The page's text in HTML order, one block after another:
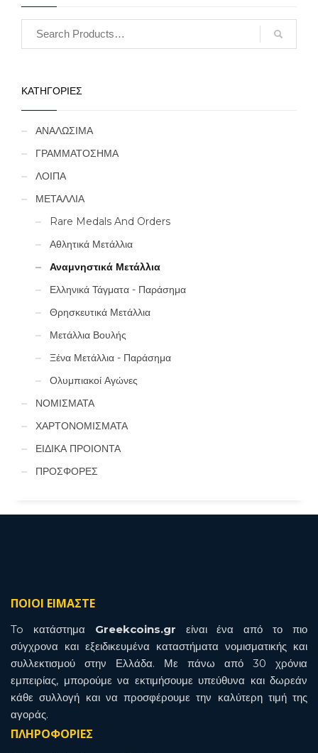
ΚΑΤΗΓΟΡΙΕΣ
ΑΝΑΛΩΣΙΜΑ
ΓΡΑΜΜΑΤΟΣΗΜΑ
ΛΟΙΠΑ
ΜΕΤΑΛΛΙΑ
Rare Medals And Orders
Αθλητικά Μετάλλια
Αναμνηστικά Μετάλλια
Ελληνικά Τάγματα - Παράσημα
Θρησκευτικά Μετάλλια
Μετάλλια Βουλής
Ξένα Μετάλλια - Παράσημα
Ολυμπιακοί Αγώνες
ΝΟΜΙΣΜΑΤΑ
ΧΑΡΤΟΝΟΜΙΣΜΑΤΑ
ΕΙΔΙΚΑ ΠΡΟΙΟΝΤΑ
ΠΡΟΣΦΟΡΕΣ
ΠΟΙΟΙ ΕΙΜΑΣΤΕ
To κατάστημα Greekcoins.gr είναι ένα από το πιο
σύγχρονα και εξειδικευμένα καταστήματα νομισματικής και
συλλεκτισμού στην Ελλάδα. Με πάνω από 30 χρόνια
εμπειρίας, μπορούμε να εκτιμήσουμε υπεύθυνα και δωρεάν
κάθε συλλογή και να προσφέρουμε την καλύτερη τιμή της
αγοράς.
ΠΛΗΡΟΦΟΡΙΕΣ